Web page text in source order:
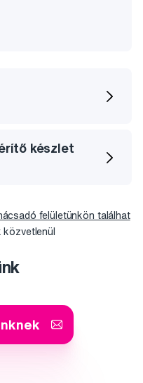
készlet
felületünkön találhat
közvetlenül